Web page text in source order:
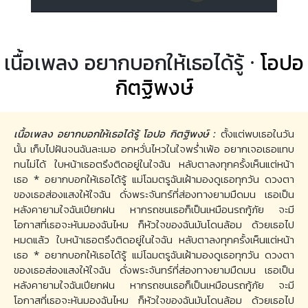
เนื้อเพลง อยากบอกให้เธอได้รู้ · โอปอ
กิตฐิพงษ์
เนื้อเพลง อยากบอกให้เธอได้รู้ โอปอ กิตฐิพงษ์ : ตั้งแต่พบเธอในวัน
นั้น เก็บไปฝันจนฉันละเมอ อกหวั่นไหวในใจพร่ำเพ้อ อยากเจอเธอแทบ
ทนไม่ได้ ใบหน้าเธอตรึงติดอยู่ในใจฉัน หลับตาลงทุกครั้งเห็นแต่หน้า
เธอ * อยากบอกให้เธอได้รู้ แม่โฉมตรูฉันเฝ้ามองดูเธอทุกวัน ดวงตา
ของเธอส่องแสงให้ใจฉัน ดั่งพระจันทร์ที่ส่องทางยามมืดมน เธอเป็น
หลังคายามใจฉันเปียกฝน หากรถชนเธอก็เป็นเหมือนรถกู้ภัย จะมี
โอกาสที่เธอจะหันมองฉันไหม ก็หัวใจของฉันมันโดนล้อม ด้วยเธอไป
หมดแล้ว ใบหน้าเธอตรึงติดอยู่ในใจฉัน หลับตาลงทุกครั้งเห็นแต่หน้า
เธอ * อยากบอกให้เธอได้รู้ แม่โฉมตรูฉันเฝ้ามองดูเธอทุกวัน ดวงตา
ของเธอส่องแสงให้ใจฉัน ดั่งพระจันทร์ที่ส่องทางยามมืดมน เธอเป็น
หลังคายามใจฉันเปียกฝน หากรถชนเธอก็เป็นเหมือนรถกู้ภัย จะมี
โอกาสที่เธอจะหันมองฉันไหม ก็หัวใจของฉันมันโดนล้อม ด้วยเธอไป